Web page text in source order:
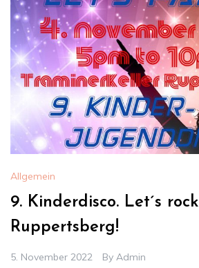
Allgemein
9. Kinderdisco. Let´s rock
Ruppertsberg!
5. November 2022 By Admin